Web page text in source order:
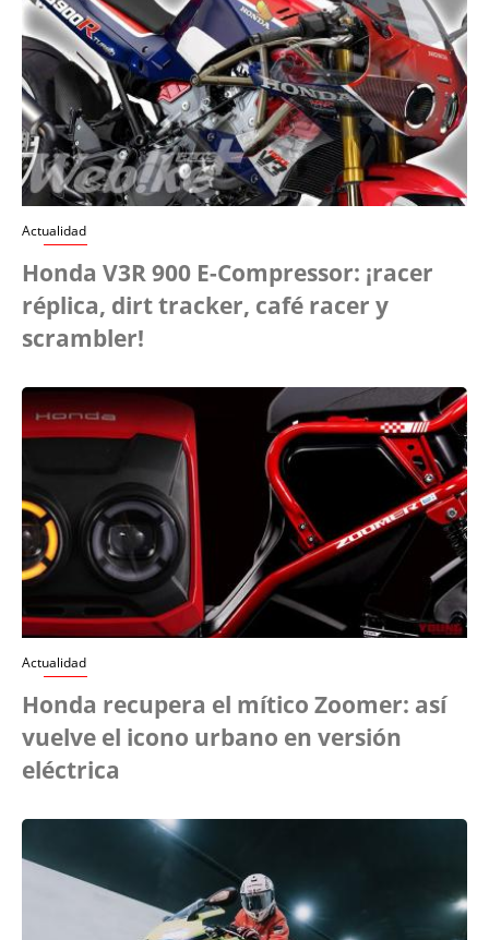
Actualidad
Honda V3R 900 E-Compressor: ¡racer
réplica, dirt tracker, café racer y
scrambler!
Actualidad
Honda recupera el mítico Zoomer: así
vuelve el icono urbano en versión
eléctrica